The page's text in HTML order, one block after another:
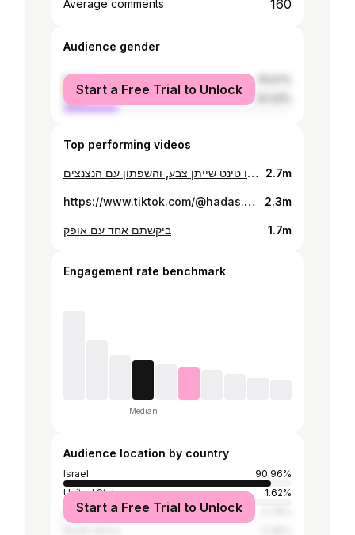
Average comments 160
Audience gender
female
male
Start a Free Trial to Unlock
Top performing videos
מתכוו לגוסי ליפס: טינט (אני פשוט לא אוהבת תוחם) , גלוס מסקארה , גלוס מאסנס ושמתי בתוכו טינט שייתן צבע, והשפתון עם הנצנצים😍 2.7m
https://www.tiktok.com/@hadas.masuri/video/7520313134813285650 2.3m
ביקשתם אחד עם אופק 1.7m
Engagement rate benchmark
Median
Audience location by country
Israel
90.96%
United States
1.62%
Brazil
Start a Free Trial to Unlock